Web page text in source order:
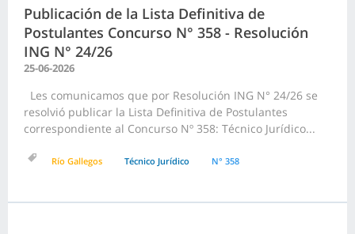
Publicación de la Lista Definitiva de
Postulantes Concurso N° 358 - Resolución
ING N° 24/26
25-06-2026
Les comunicamos que por Resolución ING N° 24/26 se
resolvió publicar la Lista Definitiva de Postulantes
correspondiente al Concurso Nº 358: Técnico Jurídico...
Río Gallegos Técnico Jurídico N° 358